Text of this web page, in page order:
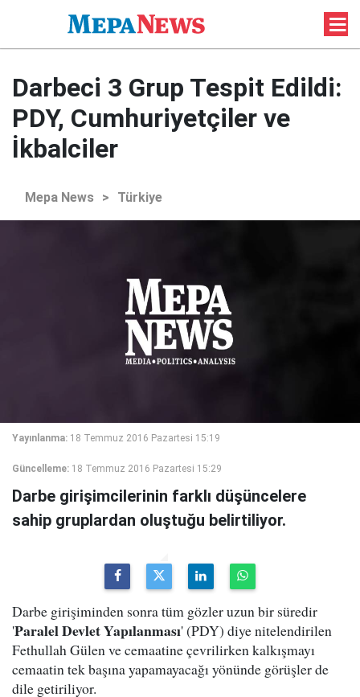
Darbeci 3 Grup Tespit Edildi:
PDY, Cumhuriyetçiler ve
İkbalciler
Mepa News > Türkiye
Yayınlanma: 18 Temmuz 2016 Pazartesi 15:19
Güncelleme: 18 Temmuz 2016 Pazartesi 15:29
Darbe girişimcilerinin farklı düşüncelere
sahip gruplardan oluştuğu belirtiliyor.
Darbe girişiminden sonra tüm gözler uzun bir süredir
'Paralel Devlet Yapılanması' (PDY) diye nitelendirilen
Fethullah Gülen ve cemaatine çevrilirken kalkışmayı
cemaatin tek başına yapamayacağı yönünde görüşler de
dile getiriliyor.